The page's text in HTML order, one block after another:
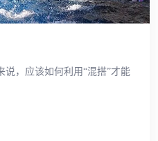
说，应该如何利用“混搭”才能